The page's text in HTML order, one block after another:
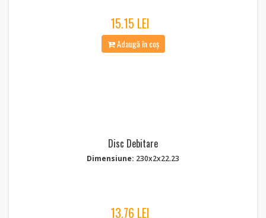
15.15 LEI
Adaugă în coș
Disc Debitare
Dimensiune: 230x2x22.23
13.76 LEI